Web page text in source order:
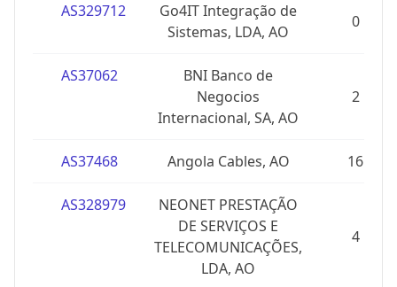
AS329712
Go4IT Integração de
Sistemas, LDA, AO
0
AS37062
BNI Banco de
Negocios
Internacional, SA, AO
2
AS37468 Angola Cables, AO 16
AS328979
NEONET PRESTAÇÃO
DE SERVIÇOS E
TELECOMUNICAÇÕES,
LDA, AO
4